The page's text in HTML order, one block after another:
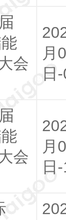
会
月
日
会
月
日